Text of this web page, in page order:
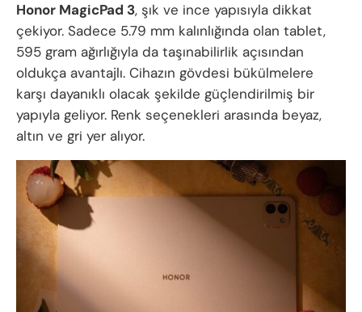
Honor MagicPad 3, şık ve ince yapısıyla dikkat
çekiyor. Sadece 5.79 mm kalınlığında olan tablet,
595 gram ağırlığıyla da taşınabilirlik açısından
oldukça avantajlı. Cihazın gövdesi bükülmelere
karşı dayanıklı olacak şekilde güçlendirilmiş bir
yapıyla geliyor. Renk seçenekleri arasında beyaz,
altın ve gri yer alıyor.